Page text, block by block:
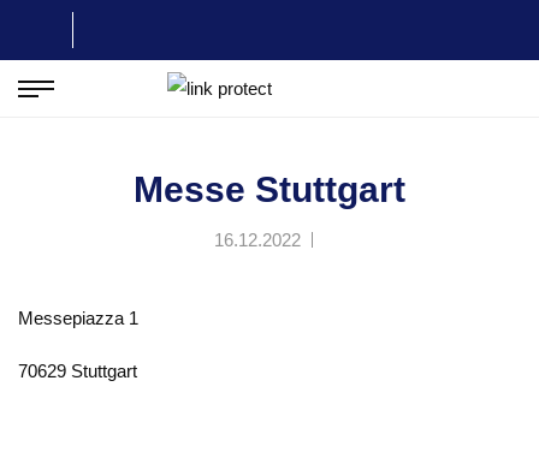
Veranstaltungsorte Messe Stuttgart
Messe Stuttgart
16.12.2022
Messepiazza 1
70629 Stuttgart